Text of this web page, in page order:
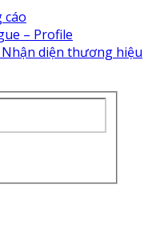
cáo
– Profile
diện thương hiệu